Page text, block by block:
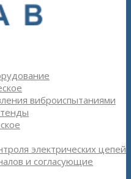
виброиспытаниями
электрических цепей
и согласующие